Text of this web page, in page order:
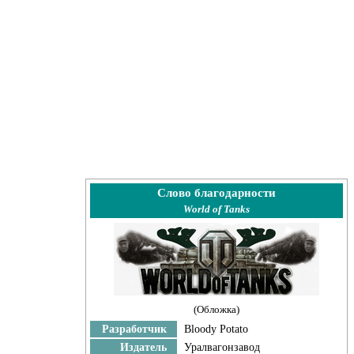
Слово благодарности
World of Tanks
(Обложка)
Разработчик
Bloody Potato
Издатель
Уралвагонзавод